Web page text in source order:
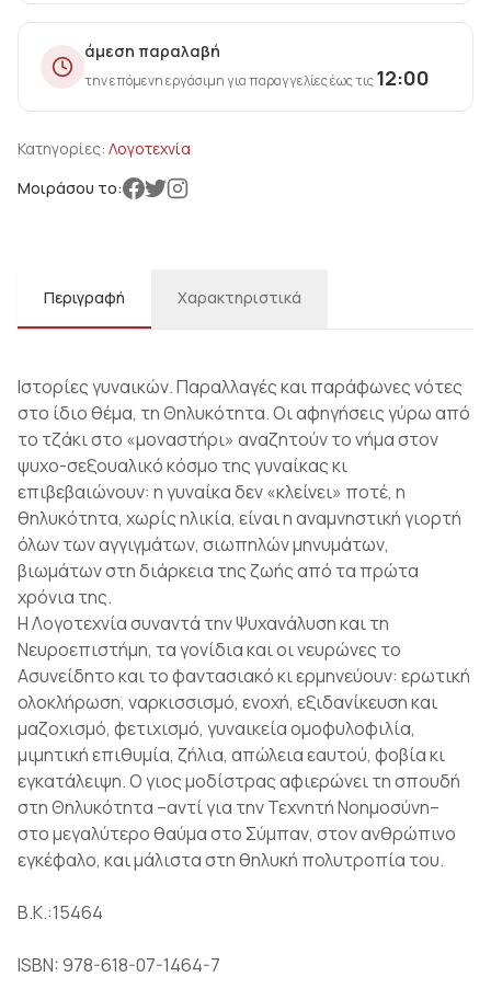
άμεση παραλαβή
την επόμενη εργάσιμη για παραγγελίες έως τις12:00
Κατηγορίες: Λογοτεχνία
Μοιράσου το:
Περιγραφή Χαρακτηριστικά
Ιστορίες γυναικών. Παραλλαγές και παράφωνες νότες
στο ίδιο θέμα, τη Θηλυκότητα. Οι αφηγήσεις γύρω από
το τζάκι στο «μοναστήρι» αναζητούν το νήμα στον
ψυχο-σεξουαλικό κόσμο της γυναίκας κι
επιβεβαιώνουν: η γυναίκα δεν «κλείνει» ποτέ, η
θηλυκότητα, χωρίς ηλικία, είναι η αναμνηστική γιορτή
όλων των αγγιγμάτων, σιωπηλών μηνυμάτων,
βιωμάτων στη διάρκεια της ζωής από τα πρώτα
χρόνια της.
Η Λογοτεχνία συναντά την Ψυχανάλυση και τη
Νευροεπιστήμη, τα γονίδια και οι νευρώνες το
Ασυνείδητο και το φαντασιακό κι ερμηνεύουν: ερωτική
ολοκλήρωση, ναρκισσισμό, ενοχή, εξιδανίκευση και
μαζοχισμό, φετιχισμό, γυναικεία ομοφυλοφιλία,
μιμητική επιθυμία, ζήλια, απώλεια εαυτού, φοβία κι
εγκατάλειψη. Ο γιος μοδίστρας αφιερώνει τη σπουδή
στη Θηλυκότητα –αντί για την Τεχνητή Νοημοσύνη–
στο μεγαλύτερο θαύμα στο Σύμπαν, στον ανθρώπινο
εγκέφαλο, και μάλιστα στη θηλυκή πολυτροπία του.
Β.Κ.:15464
ISBN: 978-618-07-1464-7